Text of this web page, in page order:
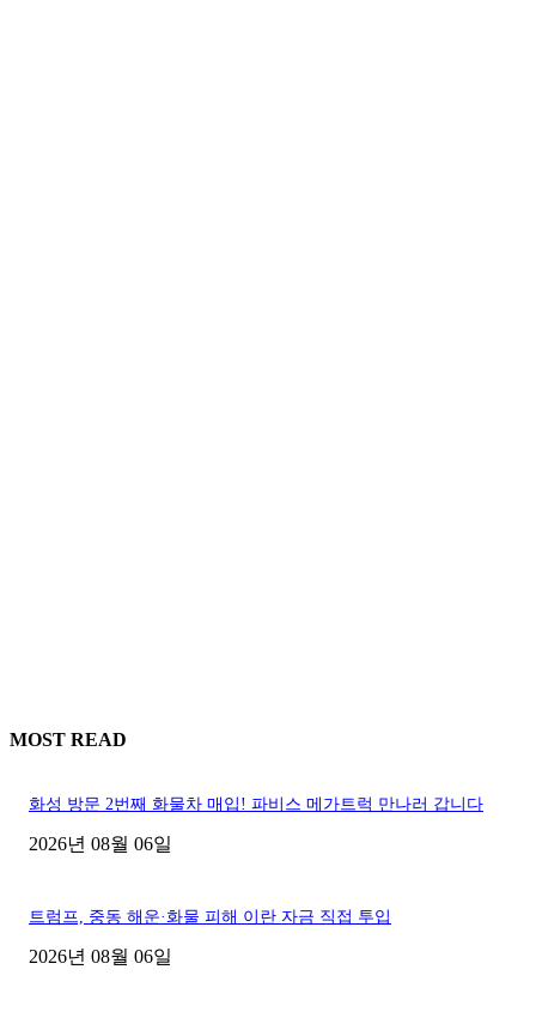
MOST READ
화성 방문 2번째 화물차 매입! 파비스 메가트럭 만나러 갑니다
2026년 08월 06일
트럼프, 중동 해운·화물 피해 이란 자금 직접 투입
2026년 08월 06일